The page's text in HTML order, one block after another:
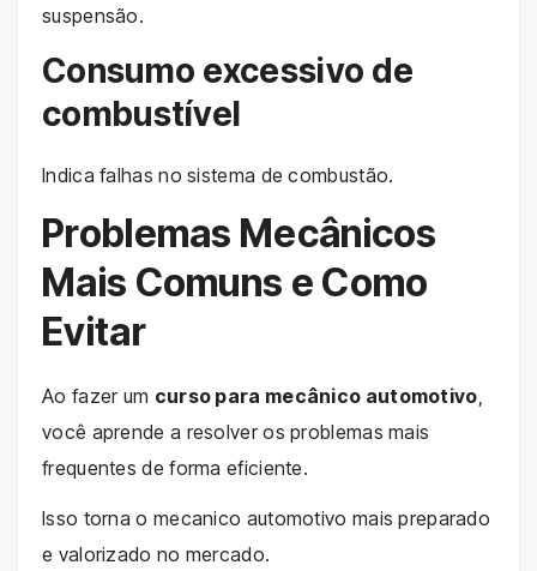
suspensão.
Consumo excessivo de
combustível
Indica falhas no sistema de combustão.
Problemas Mecânicos
Mais Comuns e Como
Evitar
Ao fazer um curso para mecânico automotivo
você aprende a resolver os problemas mais
frequentes de forma eficiente.
Isso torna o mecanico automotivo mais preparado
e valorizado no mercado.